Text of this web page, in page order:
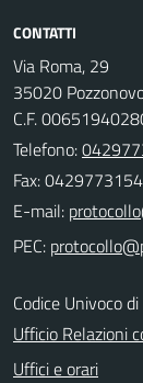
CONTATTI
Via Roma, 29
35020
C.F.
Telefono:
Fax: 0429773154
E-mail:
PEC:
Codice Univoco
Ufficio Relazioni
Uffici e orari